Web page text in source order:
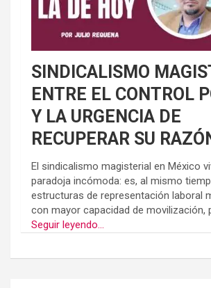
SINDICALISMO
ENTRE EL CONTROL
Y LA URGENCIA DE
RECUPERAR SU
El sindicalismo magisterial en México
paradoja incómoda: es, al mismo
estructuras de representación laboral
con mayor capacidad de movilización,
Seguir leyendo...